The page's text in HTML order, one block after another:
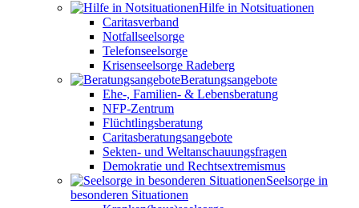
Hilfe in Notsituationen
Caritasverband
Notfallseelsorge
Telefonseelsorge
Krisenseelsorge Radeberg
Beratungsangebote
Ehe-, Familien- & Lebensberatung
NFP-Zentrum
Flüchtlingsberatung
Caritasberatungsangebote
Sekten- und Weltanschauungsfragen
Demokratie und Rechtsextremismus
Seelsorge in
besonderen Situationen